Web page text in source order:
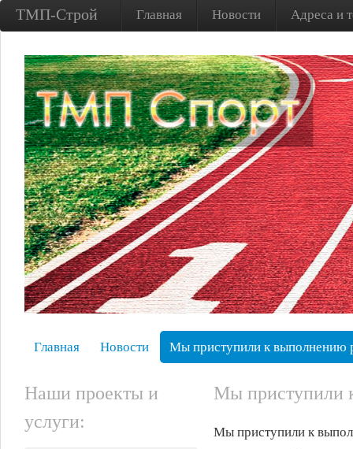
ТМП-Строй Главная Новости Адреса и
Главная Новости Мы приступили к выполнению
Наши проекты и
услуги:
Мы приступили
Мы приступили к